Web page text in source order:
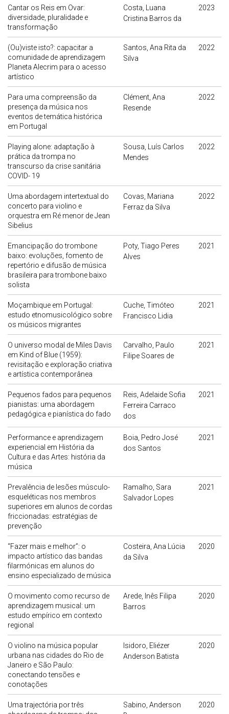
Cantar os Reis em Ovar:
diversidade, pluralidade e
transformação
Costa, Luana
Cristina Barros da
2023
(Ou)viste isto?: capacitar a
comunidade de aprendizagem
Planeta Alecrim para o acesso
artístico
Santos, Ana Rita da
Silva
2022
Para uma compreensão da
presença da música nos
eventos de temática histórica
em Portugal
Clément, Ana
Resende
2022
Playing alone: adaptação à
prática da trompa no
transcurso da crise sanitária
COVID- 19
Sousa, Luís Carlos
Mendes
2022
Uma abordagem intertextual do
concerto para violino e
orquestra em Ré menor de Jean
Sibelius
Covas, Mariana
Ferraz da Silva
2022
Emancipação do trombone
baixo: evoluções, fomento de
repertório e difusão de música
brasileira para trombone baixo
solista
Poty, Tiago Peres
Alves
2021
Moçambique em Portugal:
estudo etnomusicológico sobre
os músicos migrantes
Cuche, Timóteo
Francisco Lidia
2021
O universo modal de Miles Davis
em Kind of Blue (1959):
revisitação e exploração criativa
e artística contemporânea
Carvalho, Paulo
Filipe Soares de
2021
Pequenos fados para pequenos
pianistas: uma abordagem
pedagógica e pianística do fado
Reis, Adelaide Sofia
Ferreira Carraco
dos
2021
Performance e aprendizagem
experiencial em História da
Cultura e das Artes: história da
música
Boia, Pedro José
dos Santos
2021
Prevalência de lesões músculo-
esqueléticas nos membros
superiores em alunos de cordas
friccionadas: estratégias de
prevenção
Ramalho, Sara
Salvador Lopes
2021
“Fazer mais e melhor”: o
impacto artístico das bandas
filarmónicas em alunos do
ensino especializado de música
Costeira, Ana Lúcia
da Silva
2020
O movimento como recurso de
aprendizagem musical: um
estudo empírico em contexto
regional
Arede, Inês Filipa
Barros
2020
O violino na música popular
urbana nas cidades do Rio de
Janeiro e São Paulo:
conectando tensões e
conotações
Isidoro, Eliézer
Anderson Batista
2020
Uma trajectória por três
Sabino, Anderson
2020